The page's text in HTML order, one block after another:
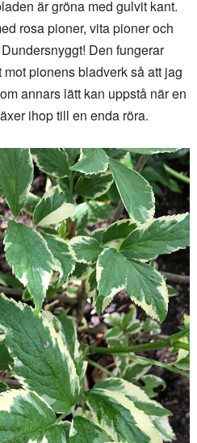
är gröna med gulvit kant.
rosa pioner, vita pioner och
Den fungerar
pionens bladverk så att jag
annars lätt kan uppstå när en
ihop till en enda röra.